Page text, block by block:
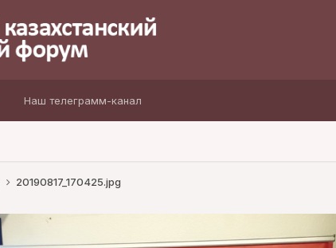
Наш телеграмм-канал
20190817_170425.jpg